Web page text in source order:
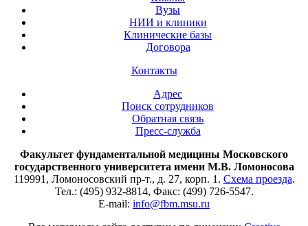
Вузы
НИИ и клиники
Клинические базы
Договора
Контакты
Адрес
Поиск сотрудников
Обратная связь
Пресс-служба
Факультет фундаментальной медицины Московского
государственного университета имени М.В. Ломоносова
119991, Ломоносовский пр-т., д. 27, корп. 1. Схема проезда.
Тел.: (495) 932-8814, Факс: (499) 726-5547.
E-mail: info@fbm.msu.ru